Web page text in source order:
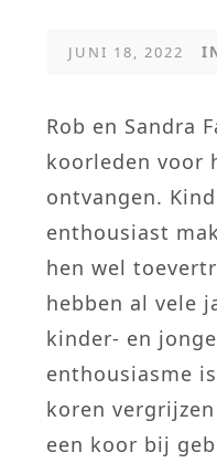
JUNI 18, 2022
Rob en Sandra
koorleden
ontvangen.
enthousiast
hen wel
hebben al vele
kinder- en
enthousiasme
koren
een koor bij